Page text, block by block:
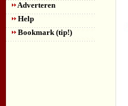
Adverteren
Help
Bookmark (tip!)